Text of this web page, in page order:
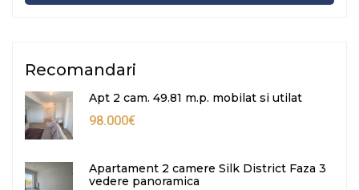
Recomandari
Apt 2 cam. 49.81 m.p. mobilat si utilat
98.000€
Apartament 2 camere Silk District Faza 3
vedere panoramica